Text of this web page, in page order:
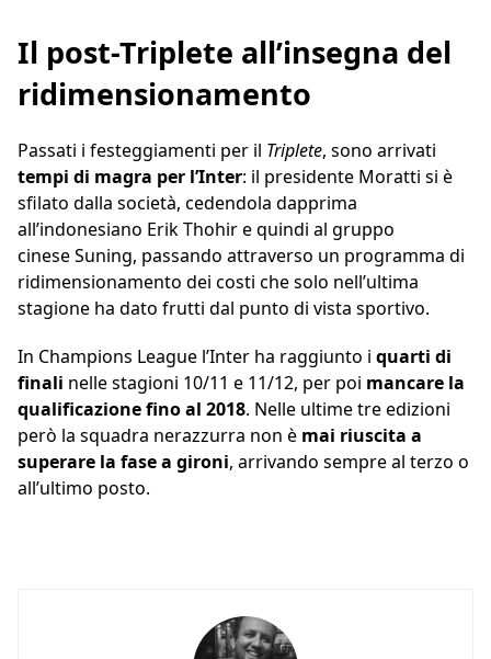
Il post-Triplete all’insegna del
ridimensionamento
Passati i festeggiamenti per il Triplete, sono arrivati
tempi di magra per l’Inter: il presidente Moratti si è
sfilato dalla società, cedendola dapprima
all’indonesiano Erik Thohir e quindi al gruppo
cinese Suning, passando attraverso un programma di
ridimensionamento dei costi che solo nell’ultima
stagione ha dato frutti dal punto di vista sportivo.
In Champions League l’Inter ha raggiunto i quarti di
finali nelle stagioni 10/11 e 11/12, per poi mancare la
qualificazione fino al 2018. Nelle ultime tre edizioni
però la squadra nerazzurra non è mai riuscita a
superare la fase a gironi, arrivando sempre al terzo o
all’ultimo posto.